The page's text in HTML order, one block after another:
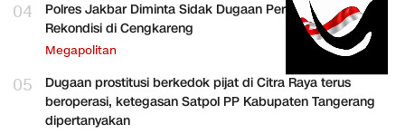
04
Polres Jakbar Diminta Sidak Dugaan Perakitan HP
Rekondisi di Cengkareng
Megapolitan
05
Dugaan prostitusi berkedok pijat di Citra Raya terus
beroperasi, ketegasan Satpol PP Kabupaten Tangerang
dipertanyakan